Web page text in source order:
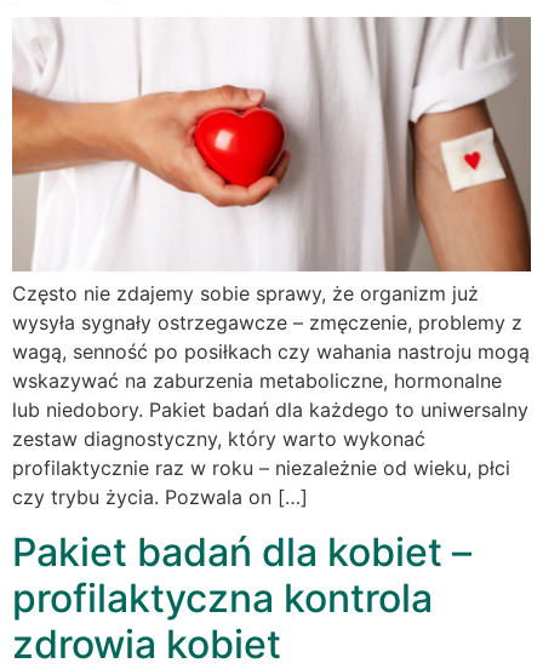
Często nie zdajemy sobie sprawy, że organizm już
wysyła sygnały ostrzegawcze – zmęczenie, problemy z
wagą, senność po posiłkach czy wahania nastroju mogą
wskazywać na zaburzenia metaboliczne, hormonalne
lub niedobory. Pakiet badań dla każdego to uniwersalny
zestaw diagnostyczny, który warto wykonać
profilaktycznie raz w roku – niezależnie od wieku, płci
czy trybu życia. Pozwala on […]
Pakiet badań dla kobiet –
profilaktyczna kontrola
zdrowia kobiet